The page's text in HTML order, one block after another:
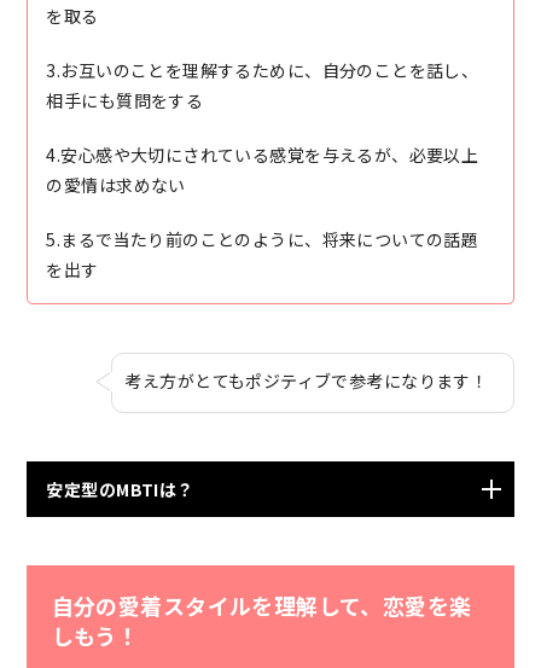
を取る
3.お互いのことを理解するために、自分のことを話し、
相手にも質問をする
4.安心感や大切にされている感覚を与えるが、必要以上
の愛情は求めない
5.まるで当たり前のことのように、将来についての話題
を出す
考え方がとてもポジティブで参考になります！
安定型のMBTIは？
自分の愛着スタイルを理解して、恋愛を楽
しもう！